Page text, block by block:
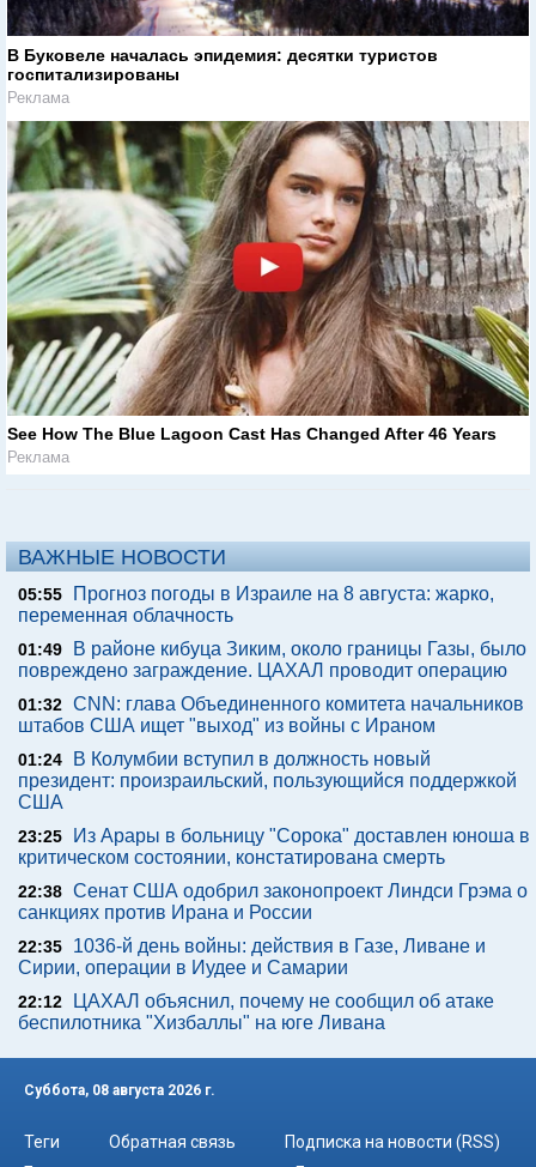
В Буковеле началась эпидемия: десятки туристов
госпитализированы
Реклама
See How The Blue Lagoon Cast Has Changed After 46 Years
Реклама
ВАЖНЫЕ НОВОСТИ
05:55
Прогноз погоды в Израиле на 8 августа: жарко,
переменная облачность
01:49
В районе кибуца Зиким, около границы Газы, было
повреждено заграждение. ЦАХАЛ проводит операцию
01:32 CNN: глава Объединенного комитета начальников
штабов США ищет "выход" из войны с Ираном
01:24
В Колумбии вступил в должность новый
президент: произраильский, пользующийся поддержкой
США
23:25
Из Арары в больницу "Сорока" доставлен юноша в
критическом состоянии, констатирована смерть
22:38 Сенат США одобрил законопроект Линдси Грэма о
санкциях против Ирана и России
22:35
1036-й день войны: действия в Газе, Ливане и
Сирии, операции в Иудее и Самарии
22:12
ЦАХАЛ объяснил, почему не сообщил об атаке
беспилотника "Хизбаллы" на юге Ливана
Суббота, 08 августа 2026 г.
Теги Обратная связь
Подписка на новости (RSS)